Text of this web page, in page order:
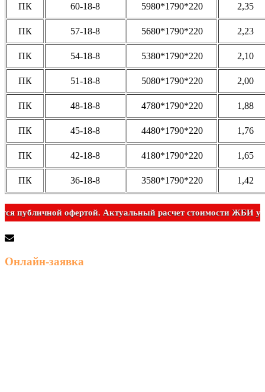
ПК 60-18-8 5980*1790*220 2,35
ПК 57-18-8 5680*1790*220 2,23
ПК 54-18-8 5380*1790*220 2,10
ПК 51-18-8 5080*1790*220 2,00
ПК 48-18-8 4780*1790*220 1,88
ПК 45-18-8 4480*1790*220 1,76
ПК 42-18-8 4180*1790*220 1,65
ПК 36-18-8 3580*1790*220 1,42
Не является публичной офертой. Актуальный расчет
Онлайн-заявка